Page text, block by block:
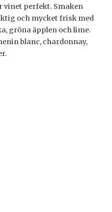
vinet perfekt. Smaken
och mycket frisk med
gröna äpplen och lime.
blanc, chardonnay,